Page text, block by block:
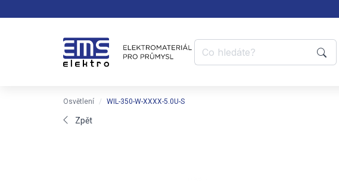
Osvětlení WIL-350-W-XXXX-5.0U-S
Zpět